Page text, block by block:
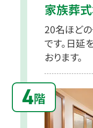
家族葬
20名ほど
です。日延
おります。
4階